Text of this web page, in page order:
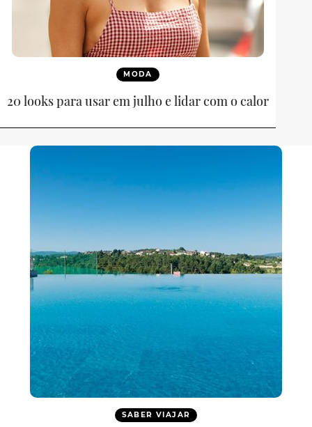
MODA
20 looks para usar em julho e lidar com o calor
SABER VIAJAR